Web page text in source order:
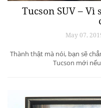
Tucson SUV –
May 07,
Thành thật mà nói, bạn sẽ
Tucson mới